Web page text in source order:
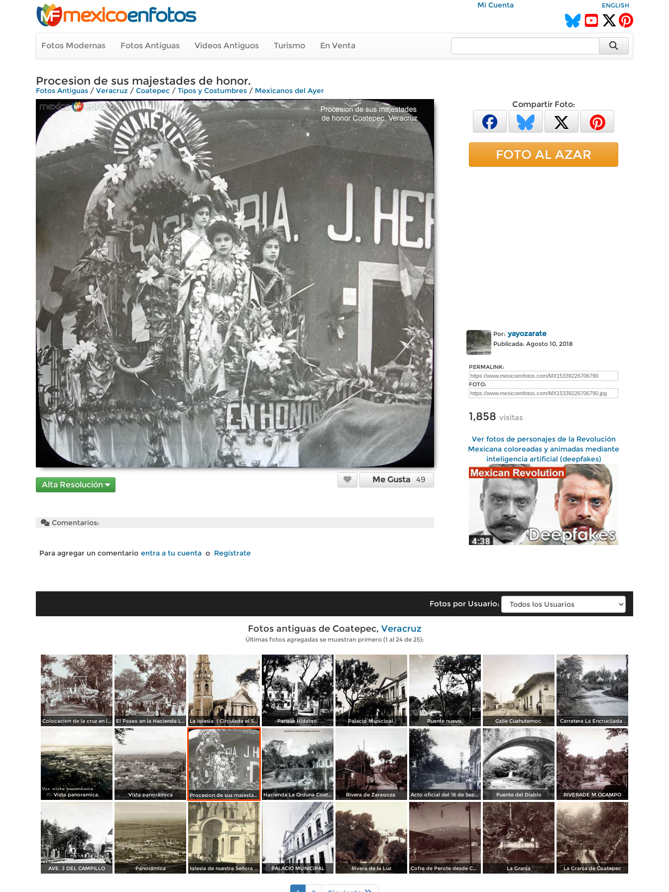
Mi Cuenta ENGLISH
Fotos Modernas Fotos Antiguas Videos Antiguos Turismo En Venta
Procesion de sus majestades de honor.
Fotos Antiguas / Veracruz / Coatepec / Tipos y Costumbres / Mexicanos del Ayer
Alta Resolución
Me Gusta 49
Comentarios:
Para agregar un comentario entra a tu cuenta o Regístrate
Compartir Foto:
FOTO AL AZAR
Por: yayozarate
Publicada: Agosto 10, 2018
PERMALINK:
FOTO:
1,858 visitas
Ver fotos de personajes de la Revolución
Mexicana coloreadas y animadas mediante
inteligencia artificial (deepfakes)
Fotos por Usuario:
Fotos antiguas de Coatepec, Veracruz
Últimas fotos agregadas se muestran primero (1 al 24 de 25):
Colocacion de la cruz en la Hacienda La Orduna en Coatepec Veracruz 3 de Mayo de 1908 El Paseo en la Hacienda La Orduna en Coatepec Veracruz 3 de Mayo de 1908 La Iglesia. ( Circulada el 5 de Junio de 1931 ). Parque Hidalgo. Palacio Municipal. Puente nuevo. Calle Cuahutemoc. Carretera La Encrucijada .
Vista panoramica. Vista panorámica Procesion de sus majestades de honor. Hacienda La Orduna Coatepec Veracruz. Rivera de Zaragoza. Acto oficial del 16 de Septiembre Puente del Diablo RIVERADE M OCAMPO
AVE. J DEL CAMPILLO Panorámica Iglesia de nuestra Señora de Guadalupe PALACIO MUNICIPAL Rivera de la Luz Cofre de Perote desde Coatepec La Granja La Granja de Coatepec